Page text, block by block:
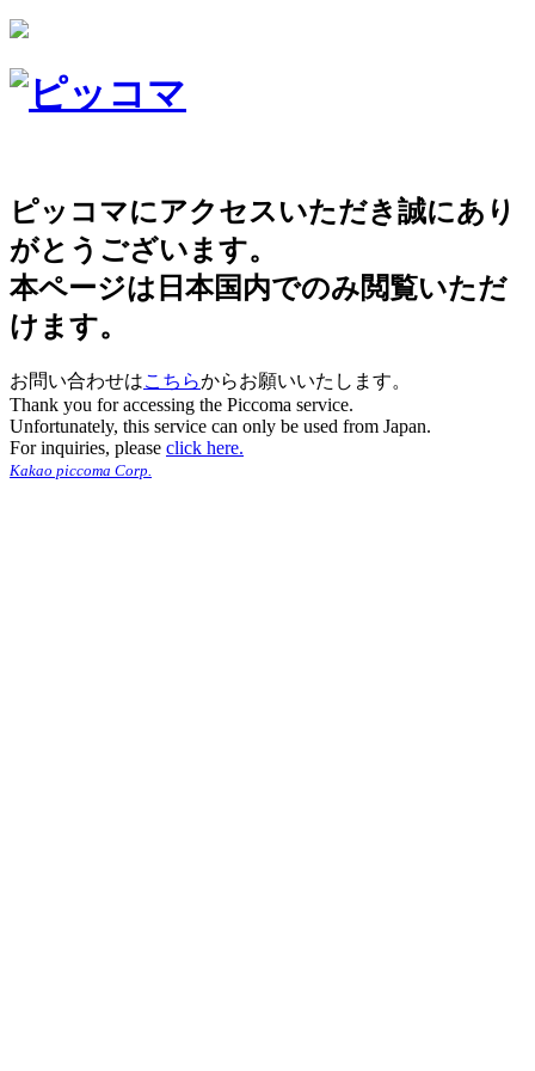
ピッコマにアクセスいただき誠にあり
がとうございます。
本ページは日本国内でのみ閲覧いただ
けます。
お問い合わせはこちらからお願いいたします。
Thank you for accessing the Piccoma service.
Unfortunately, this service can only be used from Japan.
For inquiries, please click here.
Kakao piccoma Corp.